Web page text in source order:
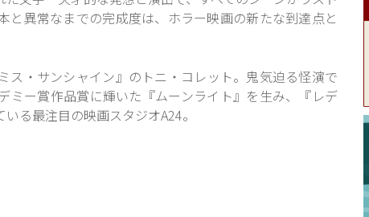
と異常なまでの完成度は、ホラー映画の新たな到達点と
ス・サンシャイン』 のトニ・コレット。鬼気迫る怪演で
ミー賞作品賞に輝いた 『ムーンライト』 を生み、
『レデ
る最注目の映画スタジオA24。